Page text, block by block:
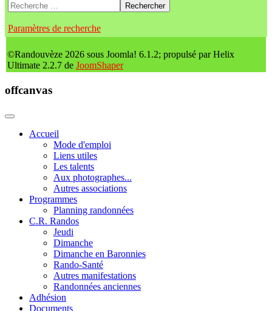
Rechercher
Paramètres de recherche
©Randouvèze 2026 sous Joomla! 6.1.2; propulsé par Helix
Ultimate 2.2.7 de JoomShaper
offcanvas
Accueil
Mode d'emploi
Liens utiles
Les talents
Aux photographes...
Autres associations
Programmes
Planning randonnées
C.R. Randos
Jeudi
Dimanche
Dimanche en Baronnies
Rando-Santé
Autres manifestations
Randonnées anciennes
Adhésion
Documents